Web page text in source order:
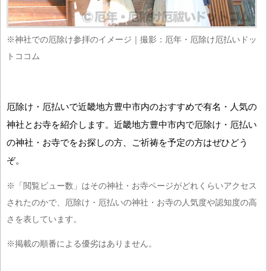
※神社での厄除け参拝のイメージ｜撮影：厄年・厄除け厄払いドッ
トココム
厄除け・厄払いで近畿地方豊中市内のおすすめで有名・人気の
神社とお寺を紹介します。近畿地方豊中市内で厄除け・厄払い
の神社・お寺でをお探しの方、ご祈祷を予定の方はぜひどう
ぞ。
※「閲覧ビュー数」はその神社・お寺ページがどれくらいアクセス
されたのかで、厄除け・厄払いの神社・お寺の人気度や認知度の高
さを表しています。
※掲載の順番による優劣はありません。